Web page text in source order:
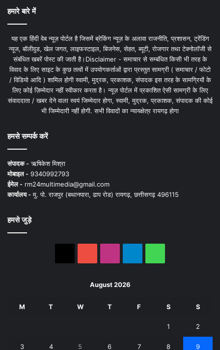
हमारे बारे में
यह एक हिंदी वेब न्यूज़ पोर्टल है जिसमें ब्रेकिंग न्यूज़ के अलावा राजनीति, प्रशासन, ट्रेंडिंग
न्यूज, बॉलीवुड, खेल जगत, लाइफस्टाइल, बिजनेस, सेहत, ब्यूटी, रोजगार तथा टेक्नोलॉजी से
संबंधित खबरें पोस्ट की जाती है।Disclaimer - समाचार से सम्बंधित किसी भी तरह के
विवाद के लिए साइट के कुछ तत्वों में उपयोगकर्ताओं द्वारा प्रस्तुत सामग्री ( समाचार / फोटो
/ विडियो आदि ) शामिल होगी स्वामी, मुद्रक, प्रकाशक, संपादक इस तरह के सामग्रियों के
लिए कोई ज़िम्मेदार नहीं स्वीकार करता है। न्यूज़ पोर्टल में प्रकाशित ऐसी सामग्री के लिए
संवाददाता / खबर देने वाला स्वयं जिम्मेदार होगा, स्वामी, मुद्रक, प्रकाशक, संपादक की कोई
भी जिम्मेदारी नहीं होगी. सभी विवादों का न्यायक्षेत्र रायगढ़ होगा
हमसे सम्पर्क करें
संपादक -ऋषिकेश मिश्रा
मोबाइल - 9340992793
ईमेल - rm24multimedia@gmail.com
कार्यालय -मु. पो. राजपुर (बथानपारा, ढाप रोड) रायगढ़, छत्तीसगढ़ 496115
हमसे जुड़े
August 2026
M T W T F S S
1 2
3 4 5 6 7 8 9